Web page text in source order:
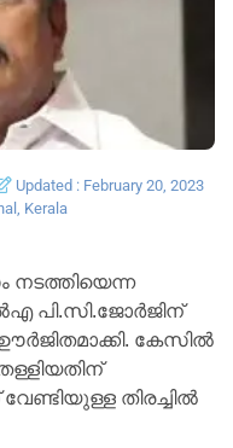
Updated : February 20, 2023
Kerala
നടത്തിയെന്ന
പി.സി.ജോര്‍ജിന്
കേസില്‍
തിരച്ചില്‍